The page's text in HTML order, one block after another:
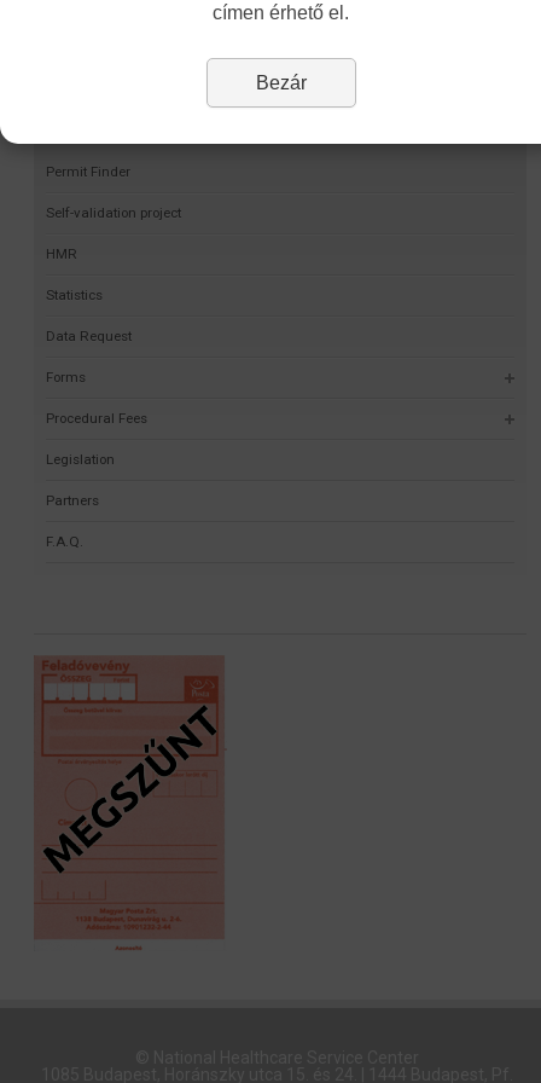
Permit Finder
Self-validation project
HMR
Statistics
Data Request
Forms
Procedural Fees
Legislation
Partners
F.A.Q.
címen érhető el.
Bezár